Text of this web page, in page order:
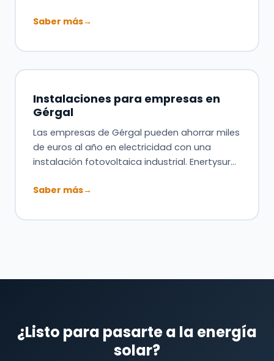
Saber más→
Instalaciones para empresas en
Gérgal
Las empresas de Gérgal pueden ahorrar miles
de euros al año en electricidad con una
instalación fotovoltaica industrial. Enertysur…
Saber más→
¿Listo para pasarte a la energía
solar?